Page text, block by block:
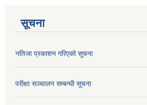
सूचना
नतिजा प्रकाशन गरिएको सूचना
परीक्षा सञ्चालन सम्बन्धी सूचना